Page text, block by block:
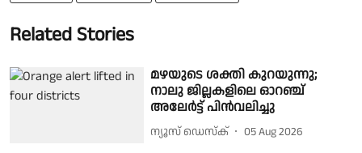
Related Stories
മഴയുടെ ശക്തി കുറയുന്നു;
നാലു ജില്ലകളിലെ ഓറഞ്ച്
അലേർട്ട് പിൻവലിച്ചു
ന്യൂസ് ഡെസ്ക് 05 Aug 2026